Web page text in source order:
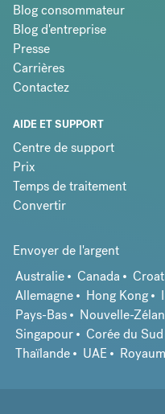
Blog consommateur
Blog d'entreprise
Presse
Carrières
Contactez
AIDE ET SUPPORT
Centre de support
Prix
Temps de traitement
Convertir
Envoyer de l'argent
Australie
Canada
Allemagne
Hong Kong
Pays-Bas
Nouvelle-
Singapour
Corée du Sud
Thaïlande
UAE